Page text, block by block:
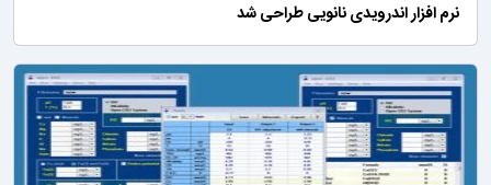
نرم افزار اندرویدی نانویی طراحی شد